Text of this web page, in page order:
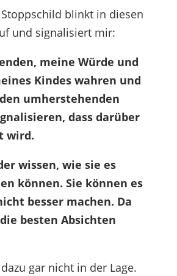
blinkt in diesen
und signalisiert mir:
meine Würde und
Kindes wahren und
umherstehenden
dass darüber
wird.
wissen, wie sie es
können. Sie können es
besser machen. Da
besten Absichten
gar nicht in der Lage.